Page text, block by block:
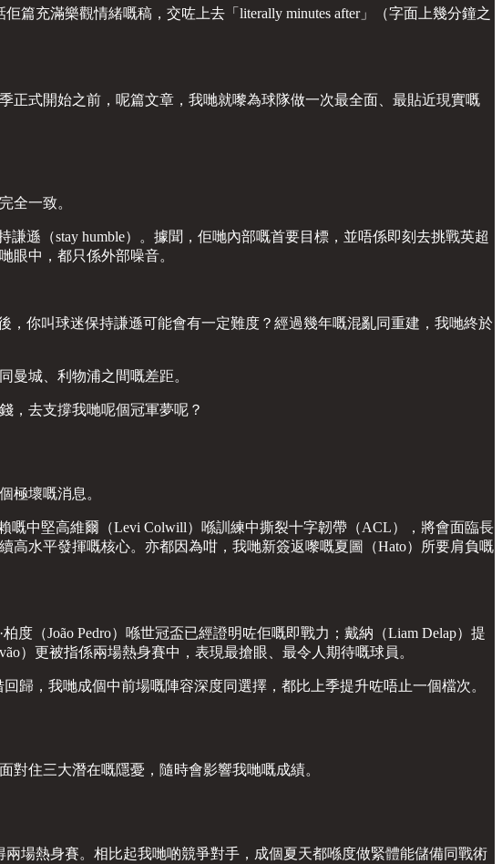
充滿樂觀情緒嘅稿，交咗上去「literally minutes after」（字面上幾分鐘之
正式開始之前，呢篇文章，我哋就嚟為球隊做一次最全面、最貼近現實嘅
全一致。
遜（stay humble）。據聞，佢哋內部嘅首要目標，並唔係即刻去挑戰英超
眼中，都只係外部噪音。
，你叫球迷保持謙遜可能會有一定難度？經過幾年嘅混亂同重建，我哋終於
曼城、利物浦之間嘅差距。
，去支撐我哋呢個冠軍夢呢？
極壞嘅消息。
嘅中堅高維爾（Levi Colwill）喺訓練中撕裂十字韌帶（ACL），將會面臨長
水平發揮嘅核心。亦都因為咁，我哋新簽返嚟嘅夏圖（Hato）所要肩負嘅
（João Pedro）喺世冠盃已經證明咗佢嘅即戰力；戴納（Liam Delap）提
）更被指係兩場熱身賽中，表現最搶眼、最令人期待嘅球員。
歸，我哋成個中前場嘅陣容深度同選擇，都比上季提升咗唔止一個檔次。
住三大潛在嘅隱憂，隨時會影響我哋嘅成績。
場熱身賽。相比起我哋啲競爭對手，成個夏天都喺度做緊體能儲備同戰術